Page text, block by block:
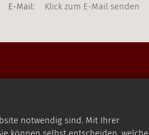
notwendig sind. Mit Ihrer
E-Mail:
Klick zum E-Mail senden